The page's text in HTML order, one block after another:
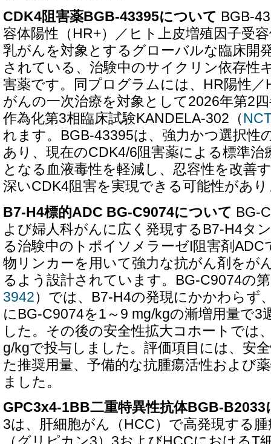
CDK4阻害薬BGB-43395について BGB-
容体陽性（HR+）／ヒト上皮増殖因子受
乳がんを対象とするグローバルな臨床開
されている、治験中のサイクリン依存性
害薬です。同プログラムには、HR陽性／
がんの一次治療を対象として2026年第2
作為化第3相臨床試験KANDELA-302（
れます。BGB-43395は、強力かつ選択性
あり、現在のCDK4/6阻害薬による標準治
となる血液毒性を軽減し、忍容性を改善
深いCDK4阻害を実現できる可能性があ
B7-H4標的ADC BG-C9074について BG-
よび婦人科がんに広く発現するB7-H4タ
る治験中のトポイソメラーゼI阻害剤ADC
物リンカーを用いて強力な抗がん剤をが
るよう設計されています。BG-C9074の
3942）では、B7-H4の発現にかかわらず
にBG-C9074を1～9 mg/kgの漸増用量で3
した。その後の安全性拡大コホートでは
g/kgで投与しました。評価項目には、安
た推奨用量、予備的な抗腫瘍活性および
ました。
GPC3x4-1BB二重特異性抗体BGB-
3は、肝細胞がん（HCC）で高発現する
（グリピカン3）3およびHCCにおけるT